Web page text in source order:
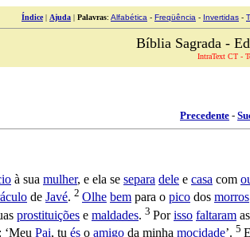
Índice| Ajuda | Palavras: Alfabética - Freqüência - Invertidas -
Bíblia Sagrada -
IntraText CT -
Precedente -
à sua mulher, e ela se separa dele e casa com
de Javé. 2 Olhe bem para o pico dos morros
prostituições e maldades. 3 Porisso faltaram as
: ‘Meu Pai, tu és o amigo da minha mocidade’. 5 E